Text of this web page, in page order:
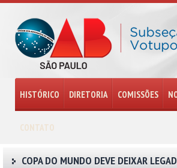
HISTÓRICO DIRETORIA COMISSÕES
CONTATO
COPA DO MUNDO DEVE DEIXAR